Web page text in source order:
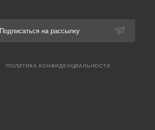
Подписаться на рассылку
ПОЛИТИКА КОНФИДЕНЦИАЛЬНОСТИ